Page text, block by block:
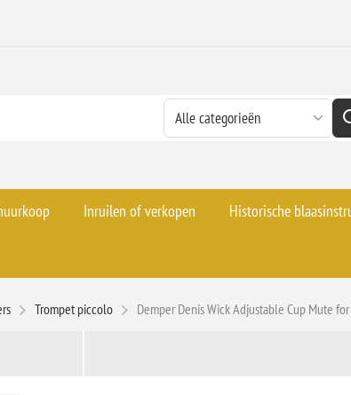
Inruilen of verkopen Historische
Trompet piccolo Demper Denis Wick Adjustable Cup Mute